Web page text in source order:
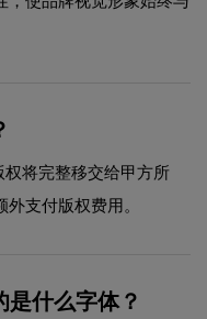
将完整移交给甲方所
支付版权费用。
是什么字体？